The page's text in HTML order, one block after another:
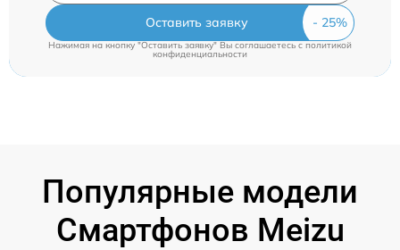
Оставить заявку
Нажимая на кнопку "Оставить заявку" Вы соглашаетесь cполитикой
конфиденциальности
Популярные модели
Смартфонов Meizu